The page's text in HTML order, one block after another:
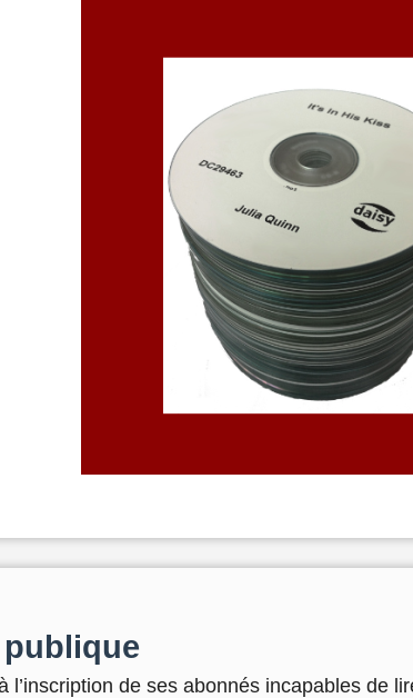
de ses abonnés incapables de